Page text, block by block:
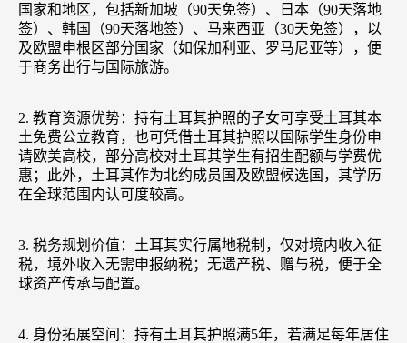
国家和地区，包括新加坡（90天免签）、日本（90天落地
签）、韩国（90天落地签）、马来西亚（30天免签），以
及欧盟申根区部分国家（如保加利亚、罗马尼亚等），便
于商务出行与国际旅游。
2. 教育资源优势：持有土耳其护照的子女可享受土耳其本
土免费公立教育，也可凭借土耳其护照以国际学生身份申
请欧美高校，部分高校对土耳其学生有招生配额与学费优
惠；此外，土耳其作为北约成员国及欧盟候选国，其学历
在全球范围内认可度较高。
3. 税务规划价值：土耳其实行属地税制，仅对境内收入征
税，境外收入无需申报纳税；无遗产税、赠与税，便于全
球资产传承与配置。
4. 身份拓展空间：持有土耳其护照满5年，若满足每年居住